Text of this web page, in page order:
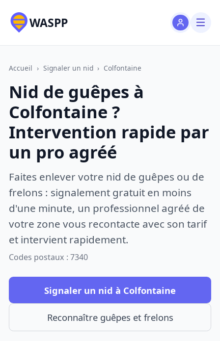
WASPP
Accueil › Signaler un nid › Colfontaine
Nid de guêpes à
Colfontaine ?
Intervention rapide par
un pro agréé
Faites enlever votre nid de guêpes ou de
frelons : signalement gratuit en moins
d'une minute, un professionnel agréé de
votre zone vous recontacte avec son tarif
et intervient rapidement.
Codes postaux : 7340
Signaler un nid à Colfontaine
Reconnaître guêpes et frelons